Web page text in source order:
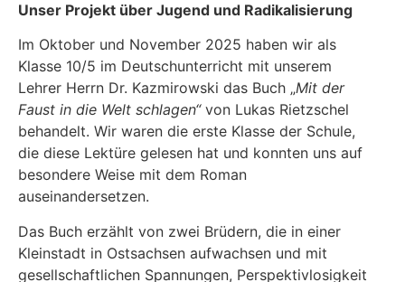
Unser Projekt über Jugend und Radikalisierung
Im Oktober und November 2025 haben wir als
Klasse 10/5 im Deutschunterricht mit unserem
Lehrer Herrn Dr. Kazmirowski das Buch „Mit der
Faust in die Welt schlagen“von Lukas Rietzschel
behandelt. Wir waren die erste Klasse der Schule,
die diese Lektüre gelesen hat und konnten uns auf
besondere Weise mit dem Roman
auseinandersetzen.
Das Buch erzählt von zwei Brüdern, die in einer
Kleinstadt in Ostsachsen aufwachsen und mit
gesellschaftlichen Spannungen, Perspektivlosigkeit